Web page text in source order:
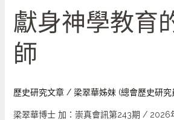
獻身神學教育
師
歷史研究文章/ 梁翠華姊妹 (總會歷史研究
梁翠華博士 加：崇真會訊第243期 /
獻
身
神
學
育